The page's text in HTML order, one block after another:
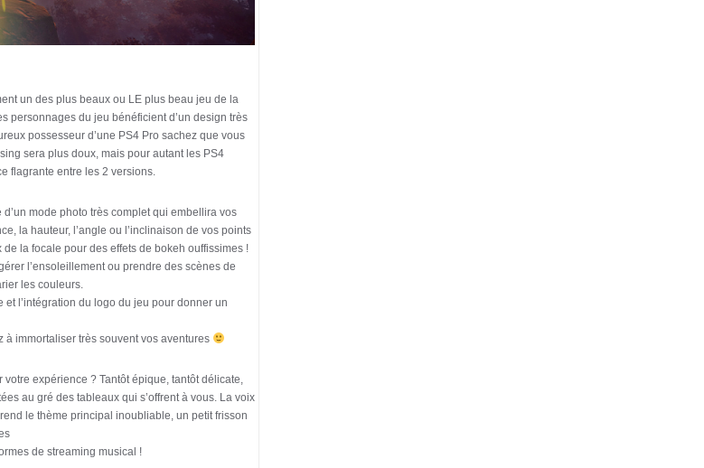
un des plus beaux ou LE plus beau jeu de la
personnages du jeu bénéficient d’un design très
possesseur d’une PS4 Pro sachez que vous
sera plus doux, mais pour autant les PS4
flagrante entre les 2 versions.
mode photo très complet qui embellira vos
la hauteur, l’angle ou l’inclinaison de vos points
la focale pour des effets de bokeh ouffissimes !
l’ensoleillement ou prendre des scènes de
les couleurs.
l’intégration du logo du jeu pour donner un
immortaliser très souvent vos aventures
expérience ? Tantôt épique, tantôt délicate,
au gré des tableaux qui s’offrent à vous. La voix
le thème principal inoubliable, un petit frisson
de streaming musical !